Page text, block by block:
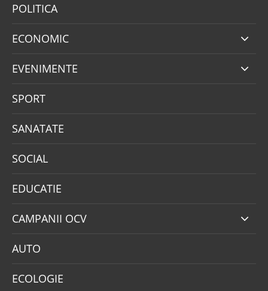
POLITICA
ECONOMIC
EVENIMENTE
SPORT
SANATATE
SOCIAL
EDUCATIE
CAMPANII OCV
AUTO
ECOLOGIE